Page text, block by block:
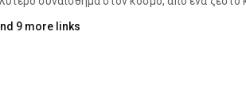
9 more links